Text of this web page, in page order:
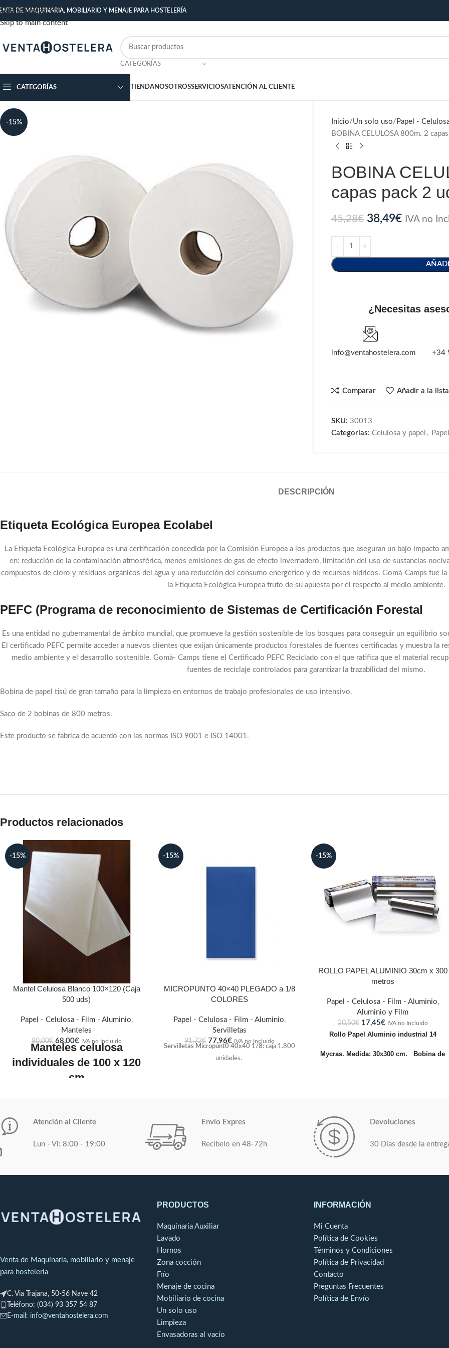
Skip to navigation
Skip to main content
DE MAQUINARIA, MOBILIARIO Y MENAJE PARA HOSTELERÍA
CATEGORÍAS
CATEGORÍAS TIENDANOSOTROSSERVICIOSATENCIÓN AL CLIENTE
-15% Inicio Un solo uso
Papel -
BOBINA CELULOSA 800m. 2
BOBINA
capas pack 2
45,28€ 38,49€ IVA no
¿Necesitas
info@ventahostelera.com +34
Comparar Añadir a la
SKU: 30013
Categorías: Celulosa y papel ,
DESCRIPCIÓN
Etiqueta Ecológica Europea Ecolabel
La Etiqueta Ecológica Europea es una certificación concedida por la Comisión Europea a los productos que aseguran un bajo impacto
en: reducción de la contaminación atmosférica, menos emisiones de gas de efecto invernadero, limitación del uso de sustancias
compuestos de cloro y residuos orgánicos del agua y una reducción del consumo energético y de recursos hídricos. Gomà-Camps fue
la Etiqueta Ecológica Europea fruto de su apuesta por él respecto al medio ambiente.
PEFC (Programa de reconocimiento de Sistemas de Certificación Forestal
Es una entidad no gubernamental de ámbito mundial, que promueve la gestión sostenible de los bosques para conseguir un equilibrio
El certificado PEFC permite acceder a nuevos clientes que exijan únicamente productos forestales de fuentes certificadas y muestra la
medio ambiente y el desarrollo sostenible. Gomà- Camps tiene el Certificado PEFC Reciclado con el que ratifica que el material
fuentes de reciclaje controlados para garantizar la trazabilidad del mismo.
Bobina de papel tisú de gran tamaño para la limpieza en entornos de trabajo profesionales de uso intensivo.
Saco de 2 bobinas de 800 metros.
Este producto se fabrica de acuerdo con las normas ISO 9001 e ISO 14001.
Productos relacionados
-15%
Mantel Celulosa Blanco 100×120 (Caja
500 uds)
Papel - Celulosa - Film - Aluminio,
Manteles
80,00€ 68,00€ IVA no Incluido
Manteles celulosa
individuales de 100 x 120
cm
-15%
MICROPUNTO 40×40 PLEGADO a 1/8
COLORES
Papel - Celulosa - Film - Aluminio,
Servilletas
91,72€ 77,96€ IVA no Incluido
Servilletas Micropunt0 40x40 1/8: caja 1.800
unidades.
-15%
ROLLO PAPEL ALUMINIO 30cm x 300
metros
Papel - Celulosa - Film - Aluminio,
Aluminio y Film
20,50€ 17,45€ IVA no Incluido
Rollo Papel Aluminio industrial 14
Mycras. Medida: 30x300 cm. Bobina de
aparición de olores ajenos. El aluminio es
una manera eficaz para proteger de la
Atención al Cliente
Lun - Vi: 8:00 - 19:00
Envío Expres
Recíbelo en 48-72h
Devoluciones
30 Días desde la
Venta de Maquinaria, mobiliario y menaje
para hostelería
C. Via Trajana, 50-56 Nave 42
Teléfono: (034) 93 357 54 87
E-mail: info@ventahostelera.com
PRODUCTOS
Maquinaria Auxiliar
Lavado
Hornos
Zona cocción
Frío
Menaje de cocina
Mobiliario de cocina
Un solo uso
Limpieza
Envasadoras al vacío
INFORMACIÓN
Mi Cuenta
Política de Cookies
Términos y Condiciones
Política de Privacidad
Contacto
Preguntas Frecuentes
Política de Envío